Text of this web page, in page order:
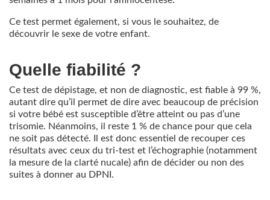
Ce test permet également, si vous le souhaitez, de
découvrir le sexe de votre enfant.
Quelle fiabilité ?
Ce test de dépistage, et non de diagnostic, est fiable à 99 %,
autant dire qu’il permet de dire avec beaucoup de précision
si votre bébé est susceptible d’être atteint ou pas d’une
trisomie. Néanmoins, il reste 1 % de chance pour que cela
ne soit pas détecté. Il est donc essentiel de recouper ces
résultats avec ceux du tri-test et l’échographie (notamment
la mesure de la clarté nucale) afin de décider ou non des
suites à donner au DPNI.